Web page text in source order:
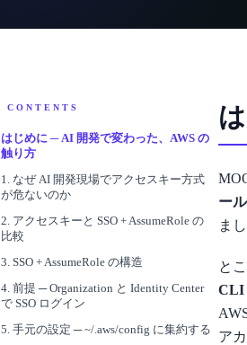
CONTENTS
はじめに ─ AI 開発で変わった、AWS の
触り方
1. なぜ AI 開発現場でアクセスキー方式
が危ないのか
2. アクセスキーと SSO + AssumeRole の
比較
3. SSO + AssumeRole の構造
4. 前提 ─ Organization と Identity Center
で SSO ログイン
5. 手元の設定 ─ ~/.aws/config に集約する
ー
ま
と
CLI
ア